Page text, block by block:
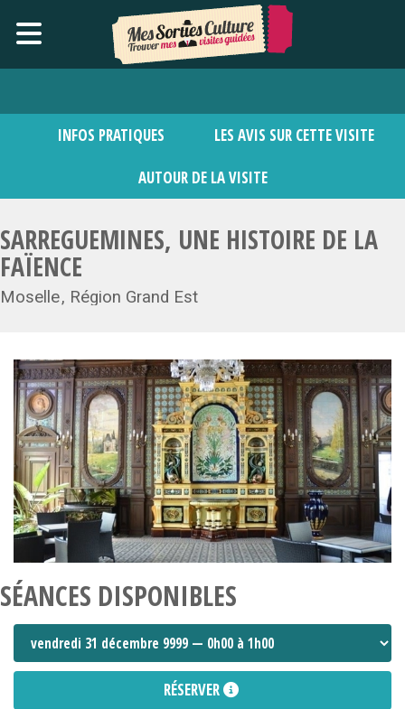
INFOS PRATIQUES LES AVIS SUR CETTE VISITE
AUTOUR DE LA VISITE
SARREGUEMINES, UNE HISTOIRE DE LA
FAÏENCE
Moselle Région Grand Est
SÉANCES DISPONIBLES
RÉSERVER